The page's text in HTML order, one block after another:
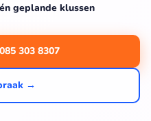
geplande klussen
303 8307
→